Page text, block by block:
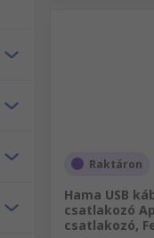
Raktáron
Hama USB
csatlakozó
csatlakozó,